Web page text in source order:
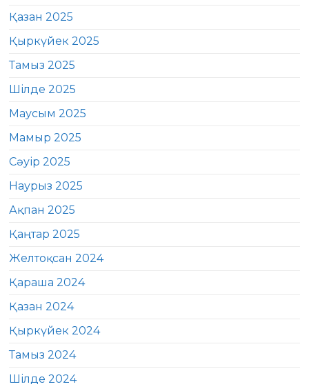
Қазан 2025
Қыркүйек 2025
Тамыз 2025
Шілде 2025
Маусым 2025
Мамыр 2025
Сәуір 2025
Наурыз 2025
Ақпан 2025
Қаңтар 2025
Желтоқсан 2024
Қараша 2024
Қазан 2024
Қыркүйек 2024
Тамыз 2024
Шілде 2024